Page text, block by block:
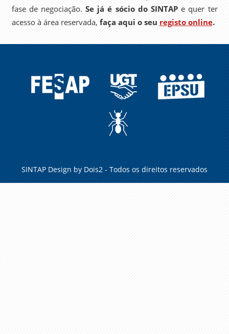
fase de negociação.Se já é sócio do SINTAPe quer ter
acesso à área reservada, faça aqui o seu registo online.
FESAP UGT EPSU
A
FORMIGA
SINTAP Design by Dois2 - Todos os direitos reservados